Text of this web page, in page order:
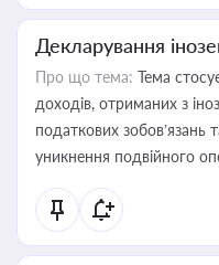
Декларування
Про що тема: Тема
доходів, отриманих з
податкових зобов’язань
уникнення подвійного